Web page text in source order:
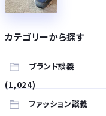
カテゴリーから探す
ブランド談義
(1,024)
ファッション談義